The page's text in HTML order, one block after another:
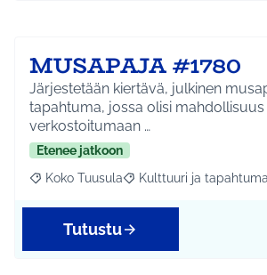
MUSAPAJA #1780
Järjestetään kiertävä, julkinen
tapahtuma, jossa olisi mahdollisuus
verkostoitumaan …
Etenee jatkoon
Rajaa tulokset aihepiirin mukaan: Koko
Koko Tuusula Rajaa tulokset teeman
Kulttuuri ja
Tutustu